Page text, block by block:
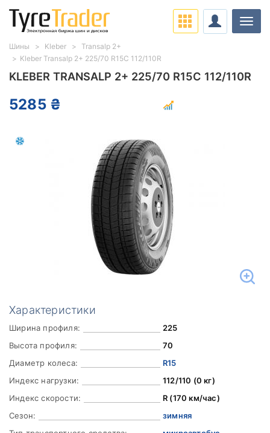
KLEBER TRANSALP 2+ 225/70 R15C 112/110R
5285 ₴
Характеристики
Ширина профиля:
225
Высота профиля:
70
Диаметр колеса:
R15
Индекс нагрузки:
112/110 (0 кг)
Индекс скорости:
R (170 км/час)
Сезон:
зимняя
Шины Kleber
Transalp 2+
Kleber Transalp 2+ 225/70 R15C 112/110R